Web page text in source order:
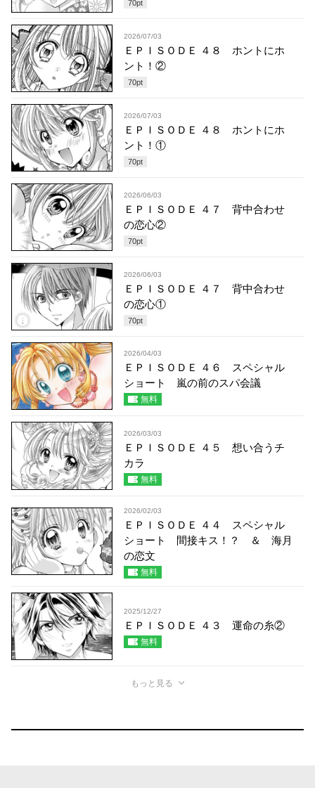
70pt
2026/07/03
ＥＰＩＳＯＤＥ ４８ ホントにホ
ント！②
70pt
2026/07/03
ＥＰＩＳＯＤＥ ４８ ホントにホ
ント！①
70pt
2026/06/03
ＥＰＩＳＯＤＥ ４７ 背中合わせ
の恋心②
70pt
2026/06/03
ＥＰＩＳＯＤＥ ４７ 背中合わせ
の恋心①
70pt
2026/04/03
ＥＰＩＳＯＤＥ ４６ スペシャル
ショート 嵐の前のスパ会議
無料
2026/03/03
ＥＰＩＳＯＤＥ ４５ 想い合うチ
カラ
無料
2026/02/03
ＥＰＩＳＯＤＥ ４４ スペシャル
ショート 間接キス！？ ＆ 海月
の恋文
無料
2025/12/27
ＥＰＩＳＯＤＥ ４３ 運命の糸②
無料
もっと見る